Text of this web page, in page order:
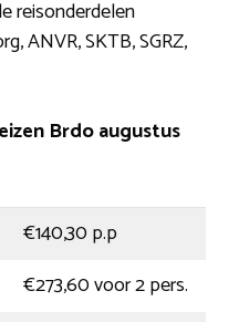
reisonderdelen
ANVR, SKTB, SGRZ,
Brdo augustus
€140,30 p.p
€273,60 voor 2 pers.